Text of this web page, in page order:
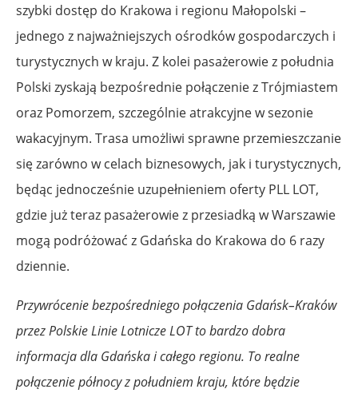
szybki dostęp do Krakowa i regionu Małopolski –
jednego z najważniejszych ośrodków gospodarczych i
turystycznych w kraju. Z kolei pasażerowie z południa
Polski zyskają bezpośrednie połączenie z Trójmiastem
oraz Pomorzem, szczególnie atrakcyjne w sezonie
wakacyjnym. Trasa umożliwi sprawne przemieszczanie
się zarówno w celach biznesowych, jak i turystycznych,
będąc jednocześnie uzupełnieniem oferty PLL LOT,
gdzie już teraz pasażerowie z przesiadką w Warszawie
mogą podróżować z Gdańska do Krakowa do 6 razy
dziennie.
Przywrócenie bezpośredniego połączenia Gdańsk–Kraków
przez Polskie Linie Lotnicze LOT to bardzo dobra
informacja dla Gdańska i całego regionu. To realne
połączenie północy z południem kraju, które będzie